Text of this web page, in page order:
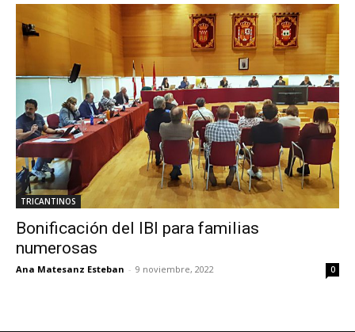
TRICANTINOS
Bonificación del IBI para familias
numerosas
Ana Matesanz Esteban - 9 noviembre, 2022 0